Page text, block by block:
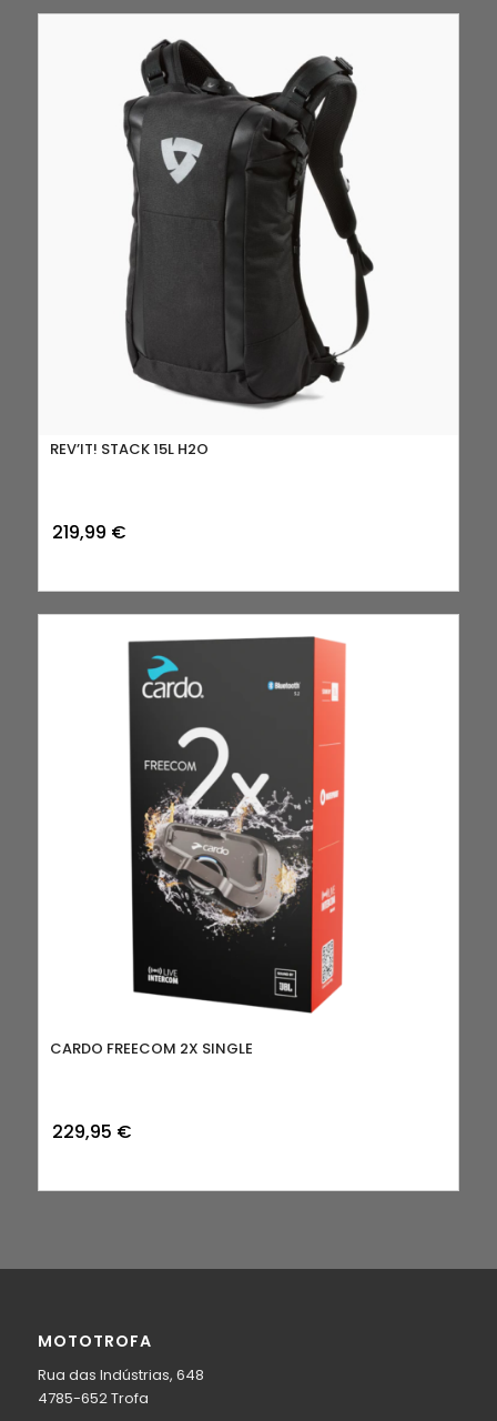
REV’IT! STACK 15L H2O
219,99 €
CARDO FREECOM 2X SINGLE
229,95 €
MOTOTROFA
Rua das Indústrias, 648
4785-652 Trofa